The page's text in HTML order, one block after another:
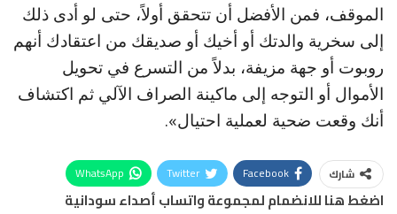
الموقف، فمن الأفضل أن تتحقق أولاً، حتى لو أدى ذلك
إلى سخرية والدتك أو أخيك أو صديقك من اعتقادك أنهم
روبوت أو جهة مزيفة، بدلاً من التسرع في تحويل
الأموال أو التوجه إلى ماكينة الصراف الآلي ثم اكتشاف
أنك وقعت ضحية لعملية احتيال».
شارك Facebook
Twitter
WhatsApp
اضغط هنا للانضمام لمجموعة واتساب أصداء سودانية